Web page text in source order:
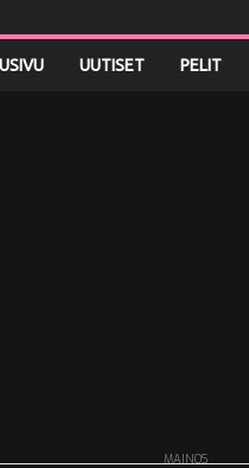
UUTISET PELIT
MAINOS